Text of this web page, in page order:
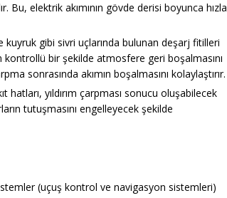
elektrik akımının gövde derisi boyunca hızla
kuyruk gibi sivri uçlarında bulunan deşarj fitilleri
kontrollü bir şekilde atmosfere geri boşalmasını
sonrasında akımın boşalmasını kolaylaştırır.
hatları, yıldırım çarpması sonucu oluşabilecek
tutuşmasını engelleyecek şekilde
(uçuş kontrol ve navigasyon sistemleri)